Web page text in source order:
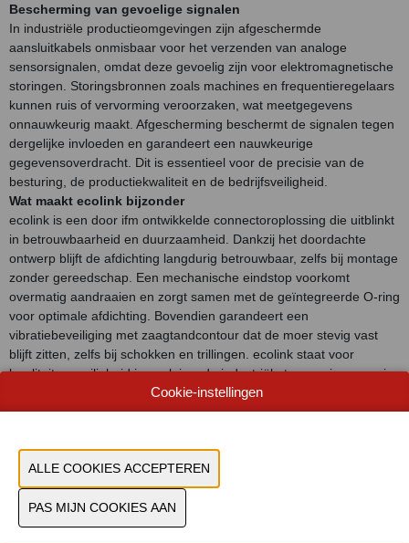
Bescherming van gevoelige signalen
In industriële productieomgevingen zijn afgeschermde
aansluitkabels onmisbaar voor het verzenden van analoge
sensorsignalen, omdat deze gevoelig zijn voor elektromagnetische
storingen. Storingsbronnen zoals machines en frequentieregelaars
kunnen ruis of vervorming veroorzaken, wat meetgegevens
onnauwkeurig maakt. Afgescherming beschermt de signalen tegen
dergelijke invloeden en garandeert een nauwkeurige
gegevensoverdracht. Dit is essentieel voor de precisie van de
besturing, de productiekwaliteit en de bedrijfsveiligheid.
Wat maakt ecolink bijzonder
ecolink is een door ifm ontwikkelde connectoroplossing die uitblinkt
in betrouwbaarheid en duurzaamheid. Dankzij het doordachte
ontwerp blijft de afdichting langdurig betrouwbaar, zelfs bij montage
zonder gereedschap. Een mechanische eindstop voorkomt
overmatig aandraaien en zorgt samen met de geïntegreerde O-ring
voor optimale afdichting. Bovendien garandeert een
vibratiebeveiliging met zaagtandcontour dat de moer stevig vast
blijft zitten, zelfs bij schokken en trillingen. ecolink staat voor
kwaliteit en veiligheid in veeleisende industriële toepassingen en is
compatibel met industriële M8- en M12-aansluitingen.
Bekijk catalogus
Cookie-instellingen